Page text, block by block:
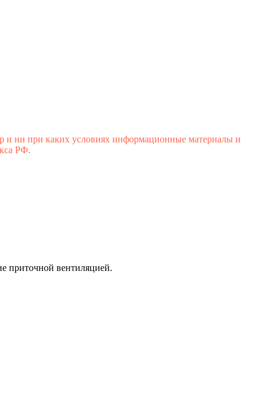
и ни при каких условиях информационные материалы и
РФ.
приточной вентиляцией.